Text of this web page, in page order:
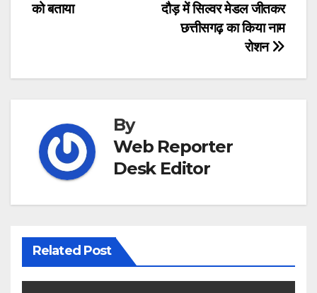
दौड़ में सिल्वर मेडल जीतकर
छत्तीसगढ़ का किया नाम
रोशन
को बताया
By
Web Reporter
Desk Editor
Related Post